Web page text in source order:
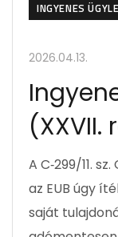
INGYENES
2026.04.13.
(XXVII.
A C‑299/11.
az EUB úgy
saját